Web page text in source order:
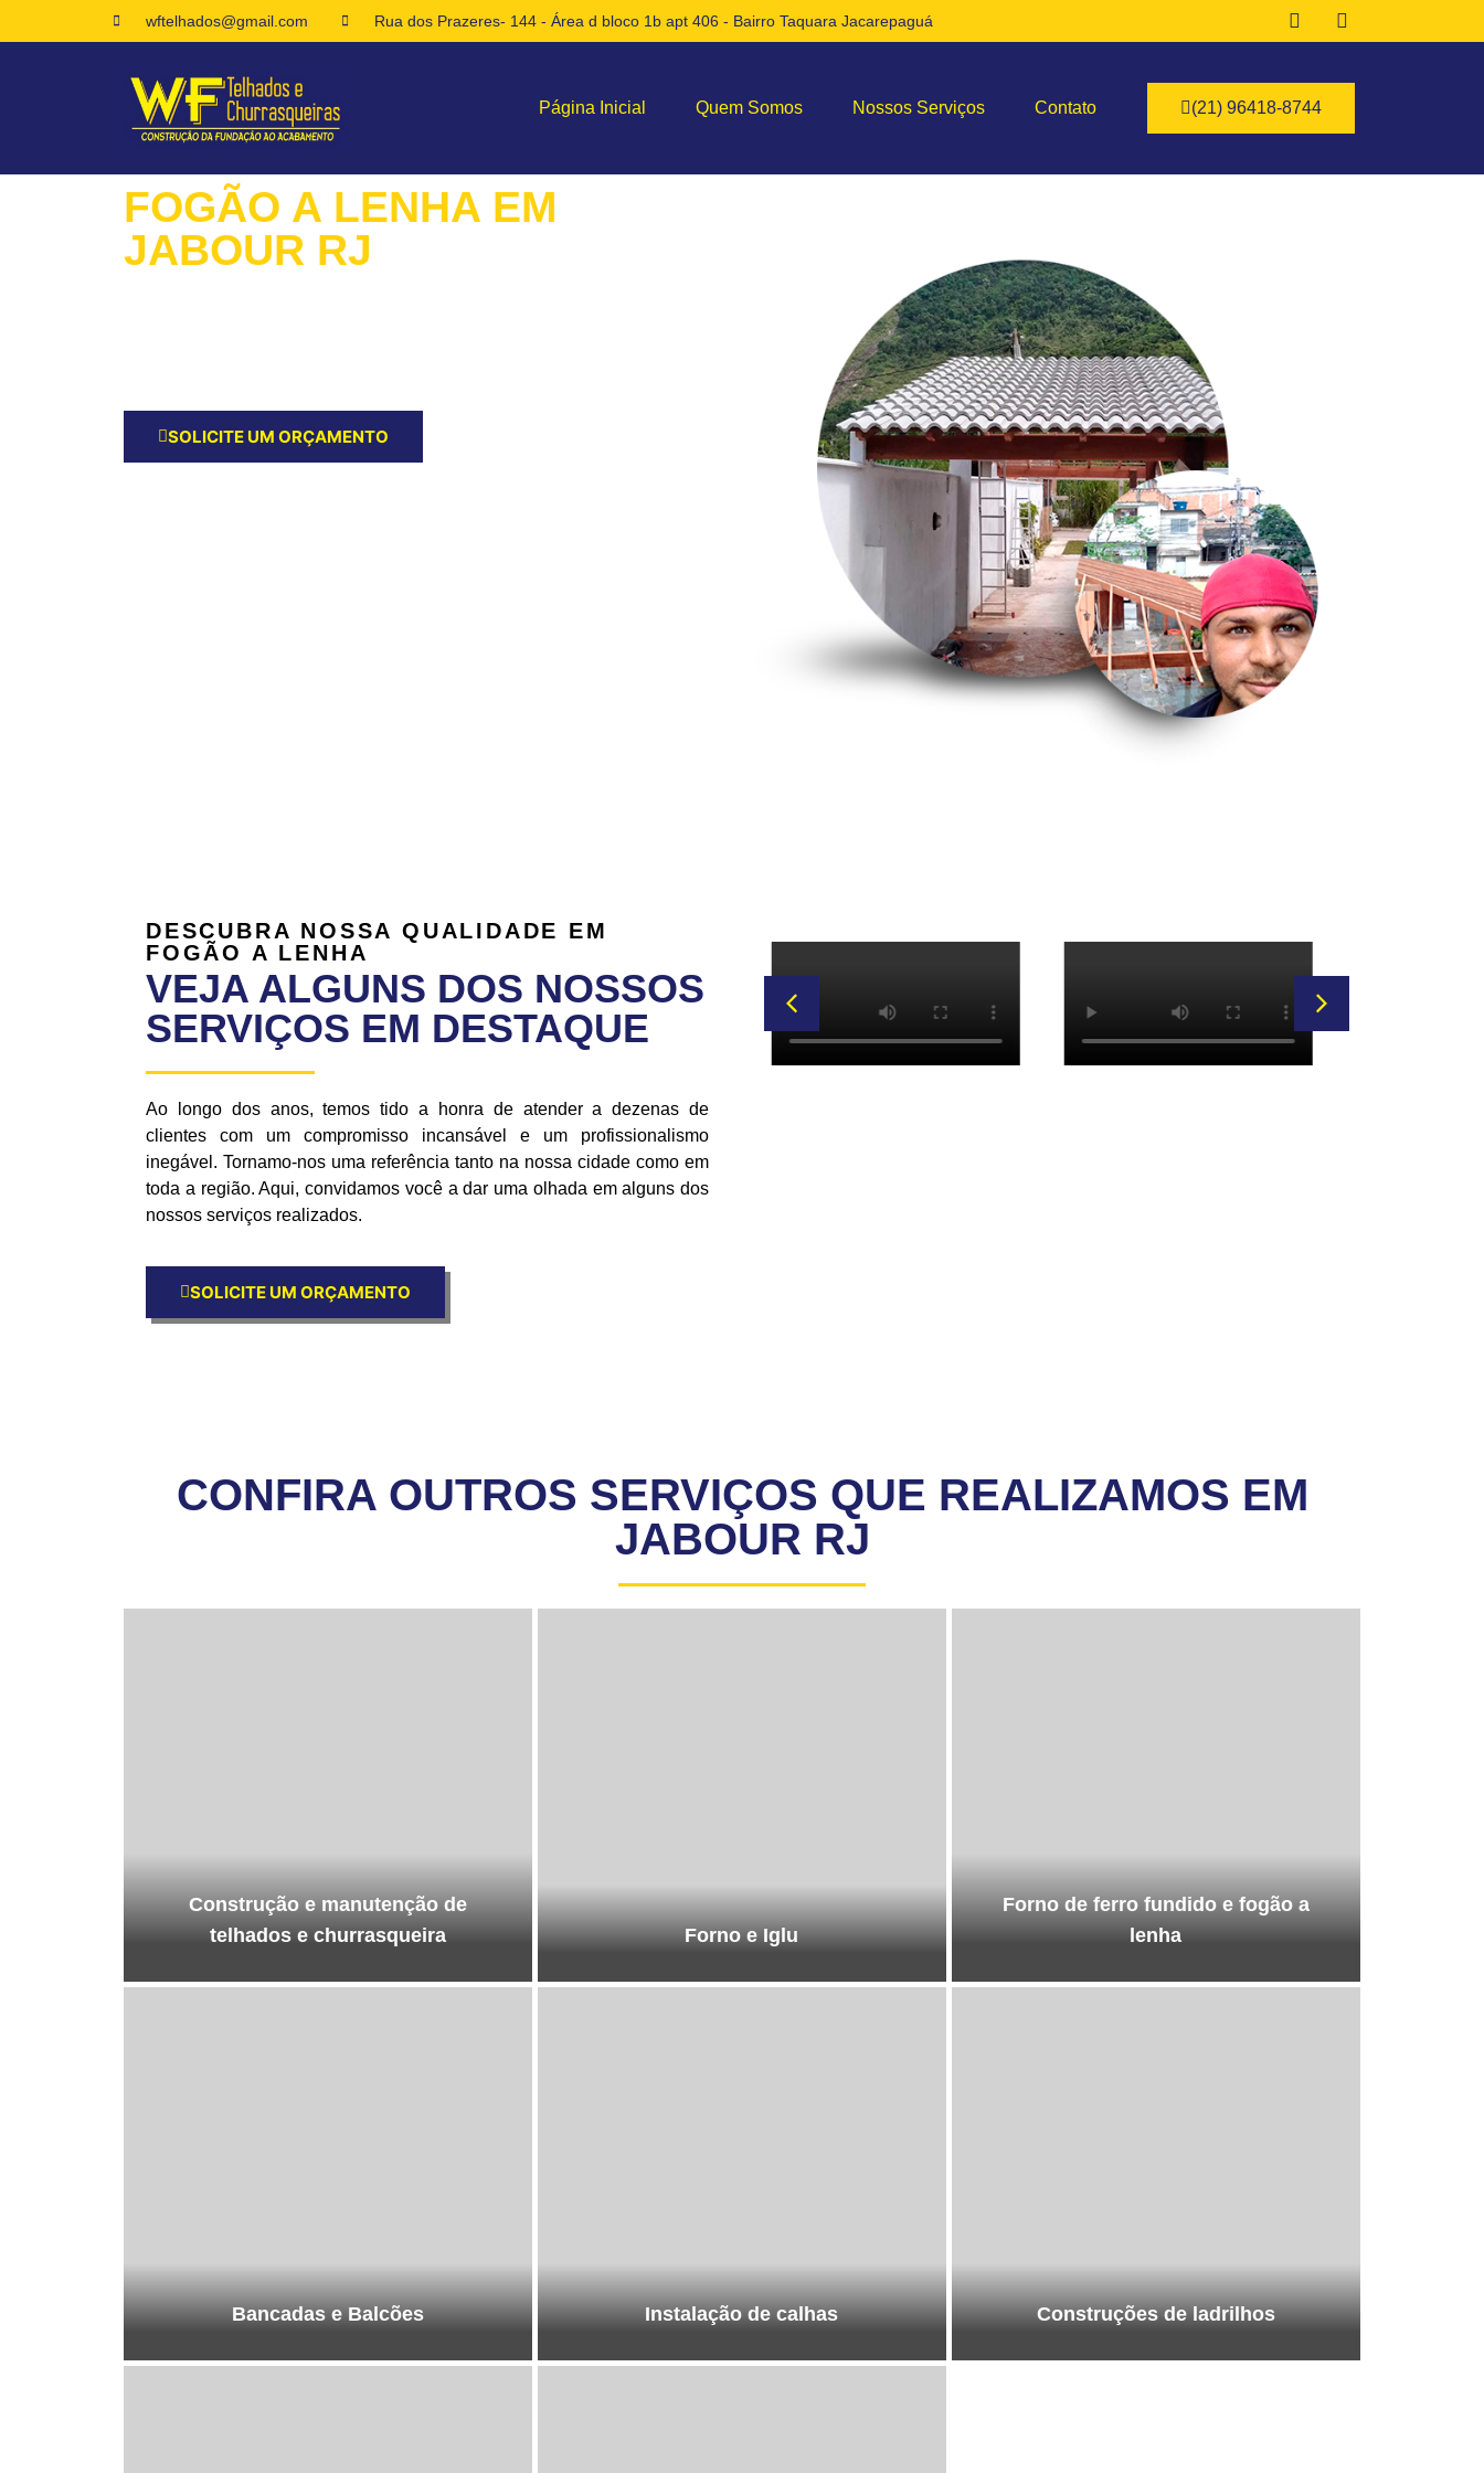
wftelhados@gmail.com Rua dos Prazeres- 144 - Área d bloco 1b apt 406 - Bairro Taquara Jacarepaguá
Página Inicial Quem Somos Nossos Serviços Contato (21) 96418-8744
FOGÃO A LENHA EM
JABOUR RJ
SOLICITE UM ORÇAMENTO
DESCUBRA NOSSA QUALIDADE EM
FOGÃO A LENHA
VEJA ALGUNS DOS NOSSOS
SERVIÇOS EM DESTAQUE
Ao longo dos anos, temos tido a honra de atender a dezenas de
clientes com um compromisso incansável e um profissionalismo
inegável. Tornamo-nos uma referência tanto na nossa cidade como em
toda a região. Aqui, convidamos você a dar uma olhada em alguns dos
nossos serviços realizados.
SOLICITE UM ORÇAMENTO
CONFIRA OUTROS SERVIÇOS QUE REALIZAMOS EM
JABOUR RJ
Construção e manutenção de
telhados e churrasqueira
Forno e Iglu
Forno de ferro fundido e fogão a
lenha
Bancadas e Balcões Instalação de calhas Construções de ladrilhos